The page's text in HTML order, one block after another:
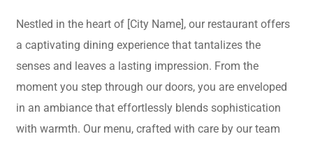
Nestled in the heart of [City Name], our restaurant offers
a captivating dining experience that tantalizes the
senses and leaves a lasting impression. From the
moment you step through our doors, you are enveloped
in an ambiance that effortlessly blends sophistication
with warmth. Our menu, crafted with care by our team